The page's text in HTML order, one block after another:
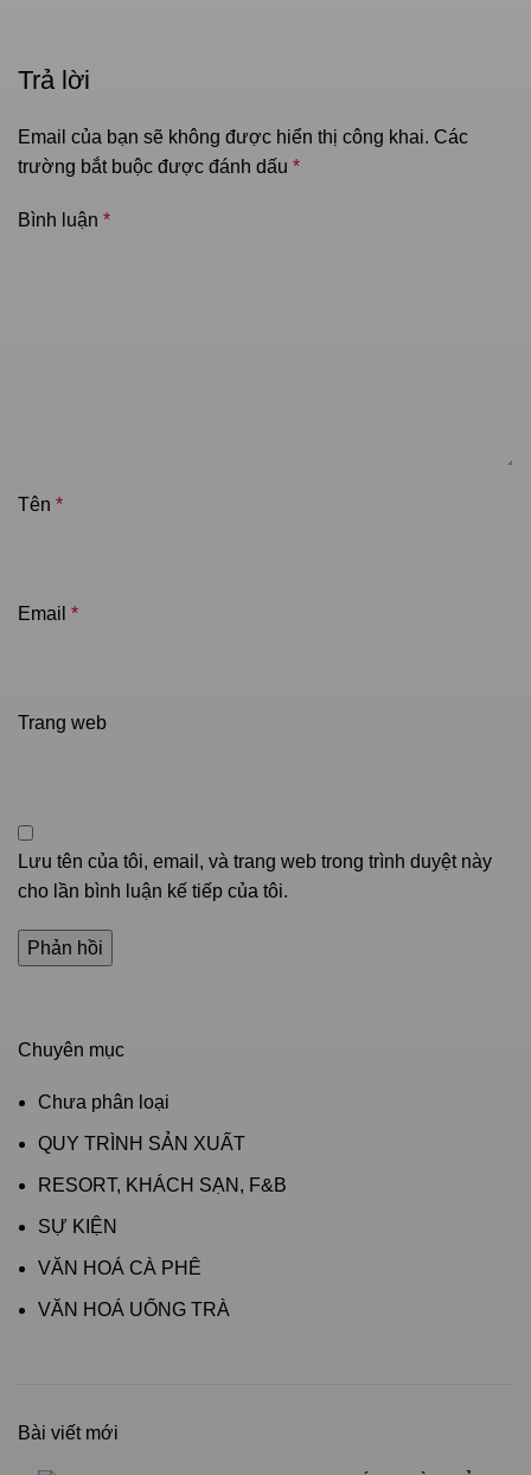
Trả lời
Email của bạn sẽ không được hiển thị công khai. Các
trường bắt buộc được đánh dấu *
Bình luận *
Tên *
Email *
Trang web
Lưu tên của tôi, email, và trang web trong trình duyệt này
cho lần bình luận kế tiếp của tôi.
Chuyên mục
Chưa phân loại
QUY TRÌNH SẢN XUẤT
RESORT, KHÁCH SẠN, F&B
SỰ KIỆN
VĂN HOÁ CÀ PHÊ
VĂN HOÁ UỐNG TRÀ
Bài viết mới